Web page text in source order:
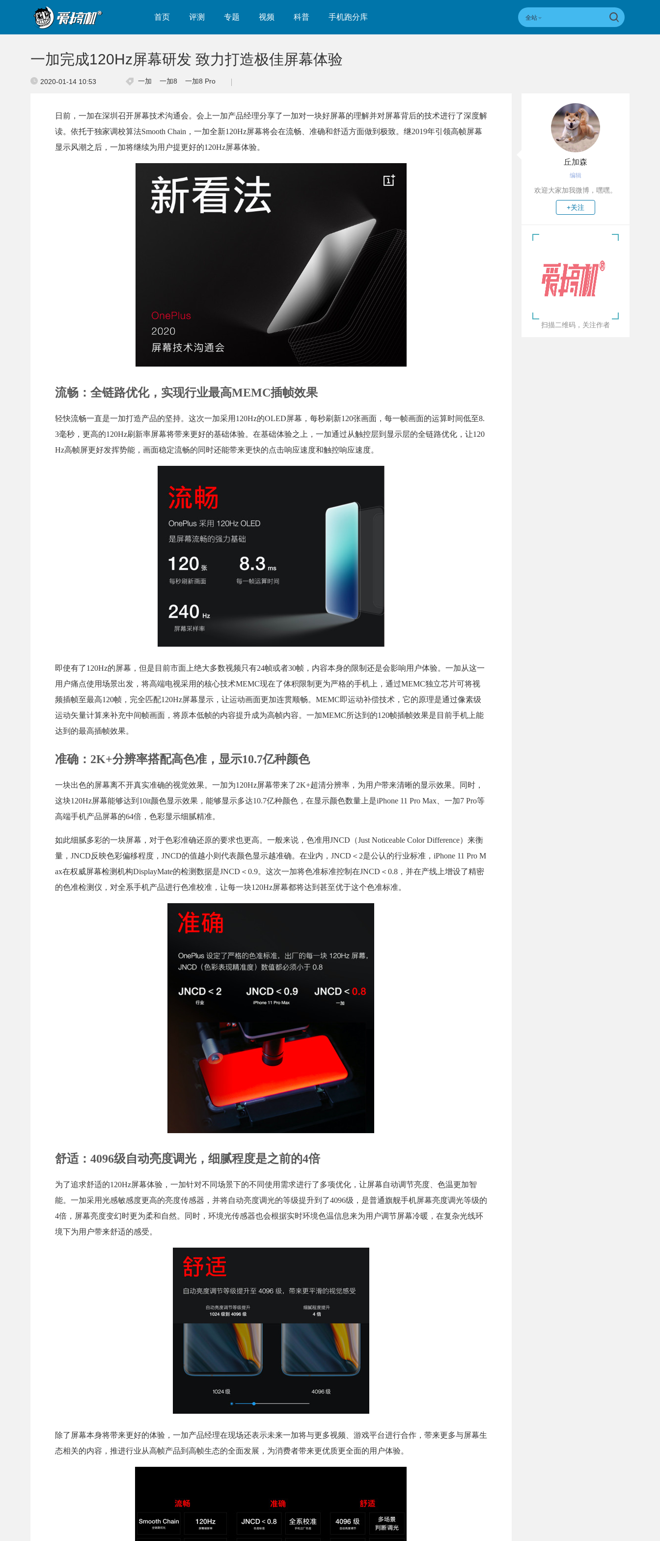
首页 评测 专题 视频 科普 手机跑分库 全站
一加完成120Hz屏幕研发 致力打造极佳屏幕体验
2020-01-14 10:53 一加 一加8 一加8 Pro
日前，一加在深圳召开屏幕技术沟通会。会上一加产品经理分享了一加对一块好屏幕的理解并对屏幕背后的技术进行了深度解
读。依托于独家调校算法Smooth Chain，一加全新120Hz屏幕将会在流畅、准确和舒适方面做到极致。继2019年引领高帧屏幕
显示风潮之后，一加将继续为用户提更好的120Hz屏幕体验。
流畅：全链路优化，实现行业最高MEMC插帧效果
轻快流畅一直是一加打造产品的坚持。这次一加采用120Hz的OLED屏幕，每秒刷新120张画面，每一帧画面的运算时间低至8.
3毫秒，更高的120Hz刷新率屏幕将带来更好的基础体验。在基础体验之上，一加通过从触控层到显示层的全链路优化，让120
Hz高帧屏更好发挥势能，画面稳定流畅的同时还能带来更快的点击响应速度和触控响应速度。
即使有了120Hz的屏幕，但是目前市面上绝大多数视频只有24帧或者30帧，内容本身的限制还是会影响用户体验。一加从这一
用户痛点使用场景出发，将高端电视采用的核心技术MEMC现在了体积限制更为严格的手机上，通过MEMC独立芯片可将视
频插帧至最高120帧，完全匹配120Hz屏幕显示，让运动画面更加连贯顺畅。MEMC即运动补偿技术，它的原理是通过像素级
运动矢量计算来补充中间帧画面，将原本低帧的内容提升成为高帧内容。一加MEMC所达到的120帧插帧效果是目前手机上能
达到的最高插帧效果。
准确：2K+分辨率搭配高色准，显示10.7亿种颜色
一块出色的屏幕离不开真实准确的视觉效果。一加为120Hz屏幕带来了2K+超清分辨率，为用户带来清晰的显示效果。同时，
这块120Hz屏幕能够达到10it颜色显示效果，能够显示多达10.7亿种颜色，在显示颜色数量上是iPhone 11 Pro Max、一加7 Pro等
高端手机产品屏幕的64倍，色彩显示细腻精准。
如此细腻多彩的一块屏幕，对于色彩准确还原的要求也更高。一般来说，色准用JNCD（Just Noticeable Color Difference）来衡
量，JNCD反映色彩偏移程度，JNCD的值越小则代表颜色显示越准确。在业内，JNCD＜2是公认的行业标准，iPhone 11 Pro M
ax在权威屏幕检测机构DisplayMate的检测数据是JNCD＜0.9。这次一加将色准标准控制在JNCD＜0.8，并在产线上增设了精密
的色准检测仪，对全系手机产品进行色准校准，让每一块120Hz屏幕都将达到甚至优于这个色准标准。
舒适：4096级自动亮度调光，细腻程度是之前的4倍
为了追求舒适的120Hz屏幕体验，一加针对不同场景下的不同使用需求进行了多项优化，让屏幕自动调节亮度、色温更加智
能。一加采用光感敏感度更高的亮度传感器，并将自动亮度调光的等级提升到了4096级，是普通旗舰手机屏幕亮度调光等级的
4倍，屏幕亮度变幻时更为柔和自然。同时，环境光传感器也会根据实时环境色温信息来为用户调节屏幕冷暖，在复杂光线环
境下为用户带来舒适的感受。
除了屏幕本身将带来更好的体验，一加产品经理在现场还表示未来一加将与更多视频、游戏平台进行合作，带来更多与屏幕生
态相关的内容，推进行业从高帧产品到高帧生态的全面发展，为消费者带来更优质更全面的用户体验。
丘加森
编辑
欢迎大家加我微博，嘿嘿。
+关注
扫描二维码，关注作者